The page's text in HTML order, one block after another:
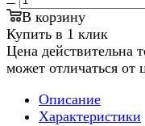
В корзину
Купить в 1 клик
Цена действительна
может отличаться от
Описание
Характеристики